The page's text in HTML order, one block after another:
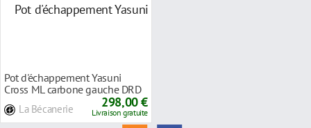
Pot d'échappement Yasuni
Cross ML carbone gauche DRD
La Bécanerie 298,00 €
Livraison gratuite